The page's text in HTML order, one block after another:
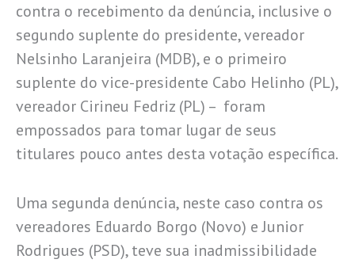
contra o recebimento da denúncia, inclusive o
segundo suplente do presidente, vereador
Nelsinho Laranjeira (MDB), e o primeiro
suplente do vice-presidente Cabo Helinho (PL),
vereador Cirineu Fedriz (PL) – foram
empossados para tomar lugar de seus
titulares pouco antes desta votação específica.
Uma segunda denúncia, neste caso contra os
vereadores Eduardo Borgo (Novo) e Junior
Rodrigues (PSD), teve sua inadmissibilidade